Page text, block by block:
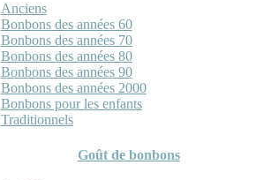
Anciens
Bonbons des années 60
Bonbons des années 70
Bonbons des années 80
Bonbons des années 90
Bonbons des années 2000
Bonbons pour les enfants
Traditionnels
Goût de bonbons